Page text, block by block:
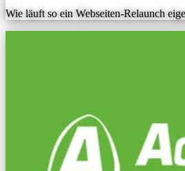
Wie läuft so ein Webseiten-Relaunch